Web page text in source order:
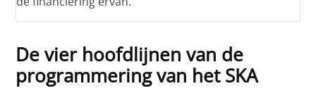
De vier hoofdlijnen van de
programmering van het SKA